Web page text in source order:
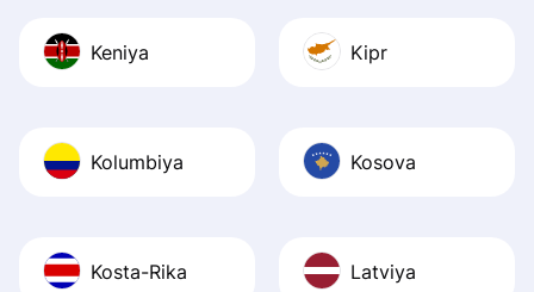
Keniya Kipr
Kolumbiya Kosova
Kosta-Rika Latviya